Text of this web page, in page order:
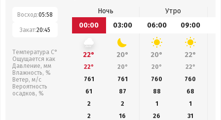
Восход:05:58
Закат:20:45
Температура С°
Ощущается как
Давление, мм
Влажность, %
Ветер, м/с
Вероятность
осадков, %
Ночь
Утро
00:00
03:00 06:00 09:00
22° 20° 20° 22°
22° 20° 20° 22°
761
761 760 760
61
87 88 68
2
2 1
1
2
16 26 31